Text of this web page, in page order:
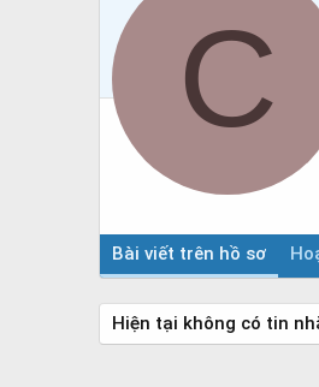
C
Bài viết trên hồ sơ
Hiện tại không có tin